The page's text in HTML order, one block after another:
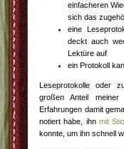
einfacheren
sich das
eine
deckt auch
Lektüre auf
ein Protokoll
Leseprotokolle oder
großen Anteil
Erfahrungen damit
notiert habe, ihn mit
konnte, um ihn schnell